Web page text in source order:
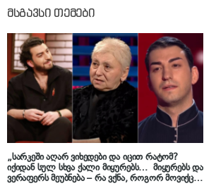
მსგავსი თემები
„სარკეში აღარ ვიხედები და იცით რატომ?
იქიდან სულ სხვა ქალი მიყურებს… მიყურებს და
ვერაფერს მეუბნება – რა ვქნა, როგორ მოვიქცე,